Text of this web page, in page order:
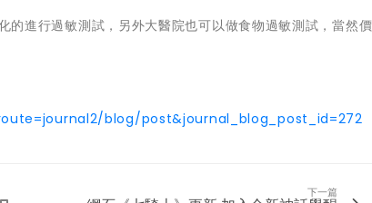
進行過敏測試，另外大醫院也可以做食物過敏測試，當然價
blog/post&journal_blog_post_id=272
下一篇